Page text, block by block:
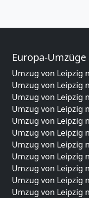
Europa-Umzüge
Umzug von Leipzig
Umzug von Leipzig
Umzug von Leipzig
Umzug von Leipzig
Umzug von Leipzig
Umzug von Leipzig
Umzug von Leipzig
Umzug von Leipzig
Umzug von Leipzig
Umzug von Leipzig
Umzug von Leipzig